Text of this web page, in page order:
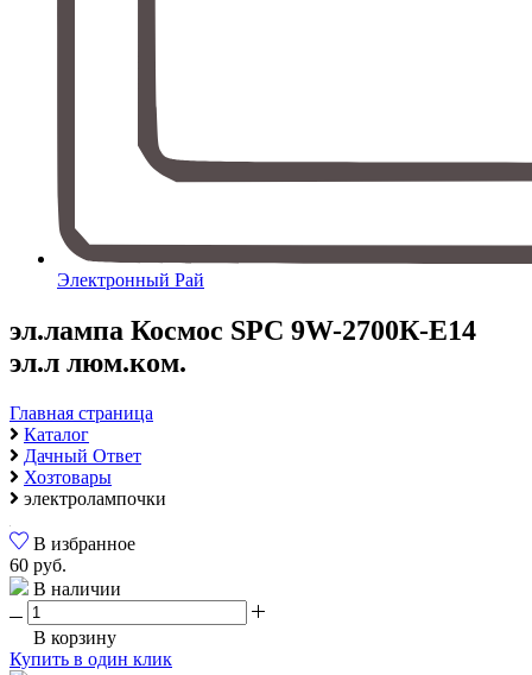
Электронный Рай
эл.лампа Космос SPC 9W-2700К-E14
эл.л люм.ком.
Главная страница
Каталог
Дачный Ответ
Хозтовары
электролампочки
В избранное
60 руб.
В наличии
В корзину
Купить в один клик